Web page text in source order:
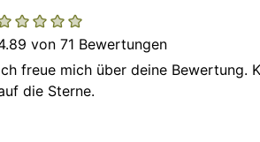
von71 Bewertungen
freue mich über deine Bewertung.
die Sterne.